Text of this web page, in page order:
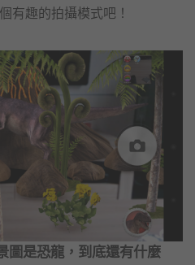
有趣的拍攝模式吧！
圖是恐龍，到底還有什麼